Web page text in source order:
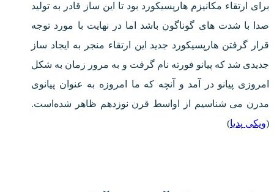
برای ارتقاء مکانیزم هارپسیکورد بود تا این ساز قادر به تولید
صدا با شدت های گوناگون باشد اما در نهایت با مورد توجه
قرار گرفتن هارپسیکورد جدید این ارتقاء منجر به ایجاد ساز
جدیدی شد که پیانو فورته نام گرفت و به مرور زمان به شکل
امروزی پیانو در آمد و آنچه که ما امروزه به عنوان پیانوی
مدرن می شناسیم از اواسط قرن نوزدهم ظاهر شده‌است.
(ویکی پدیا)